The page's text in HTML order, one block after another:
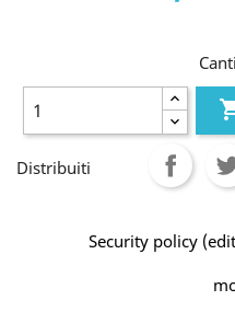
Distribuiti
Security policy